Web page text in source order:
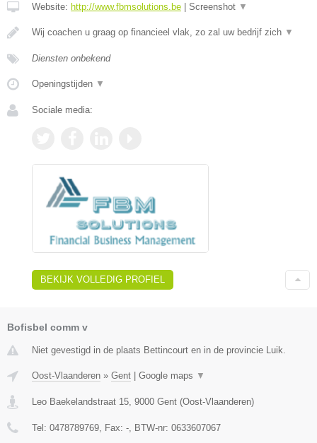
Website: http://www.fbmsolutions.be | Screenshot ▼
Wij coachen u graag op financieel vlak, zo zal uw bedrijf zich ▼
Diensten onbekend
Openingstijden ▼
Sociale media:
BEKIJK VOLLEDIG PROFIEL
Bofisbel comm v
Niet gevestigd in de plaats Bettincourt en in de provincie Luik.
Oost-Vlaanderen » Gent | Google maps ▼
Leo Baekelandstraat 15 9000 Gent (Oost-Vlaanderen)
Tel: 0478789769 , Fax: - , BTW-nr: 0633607067